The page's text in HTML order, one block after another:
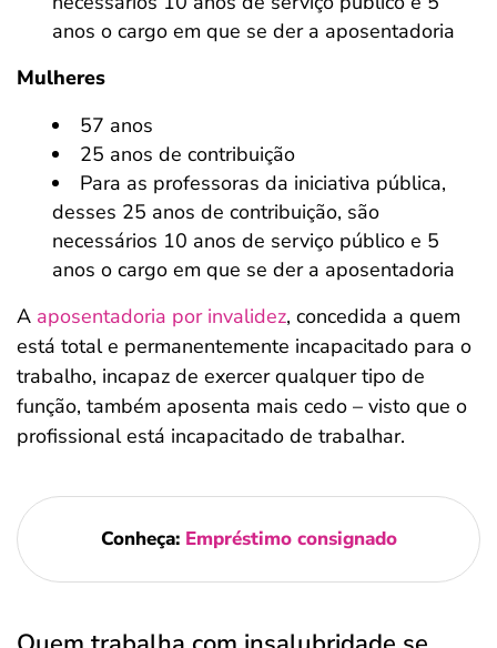
anos o cargo em que se der a aposentadoria
Mulheres
57 anos
25 anos de contribuição
Para as professoras da iniciativa pública,
desses 25 anos de contribuição, são
necessários 10 anos de serviço público e 5
anos o cargo em que se der a aposentadoria
A aposentadoria por invalidez, concedida a quem
está total e permanentemente incapacitado para o
trabalho, incapaz de exercer qualquer tipo de
função, também aposenta mais cedo – visto que o
profissional está incapacitado de trabalhar.
Conheça: Empréstimo consignado